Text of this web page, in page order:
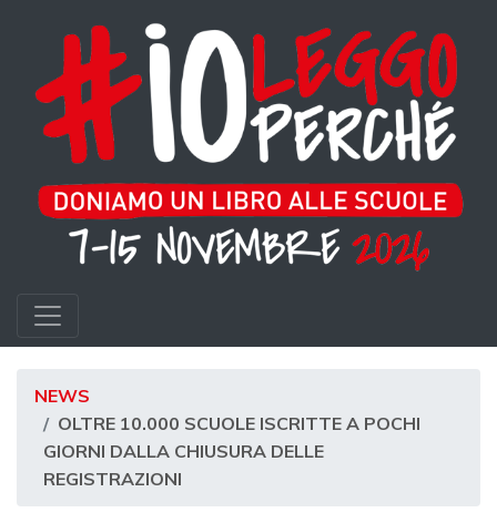
NEWS
OLTRE 10.000 SCUOLE ISCRITTE A POCHI
GIORNI DALLA CHIUSURA DELLE
REGISTRAZIONI